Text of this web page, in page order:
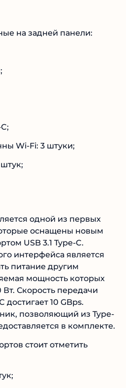
на задней панели:
Wi-Fi: 3 штуки;
одной из первых
оснащены новым
USB 3.1 Type-C.
интерфейса является
питание другим
мощность которых
Вт. Скорость передачи
достигает 10 GBps.
позволяющий из Type-
в комплекте.
стоит отметить